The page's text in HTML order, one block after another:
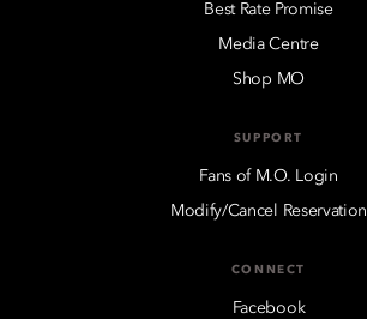
Best Rate Promise
Media Centre
Shop MO
SUPPORT
Fans of M.O. Login
Modify/Cancel Reservation
CONNECT
Facebook